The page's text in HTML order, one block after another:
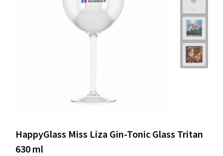
HappyGlass Miss Liza Gin-Tonic Glass Tritan
630 ml